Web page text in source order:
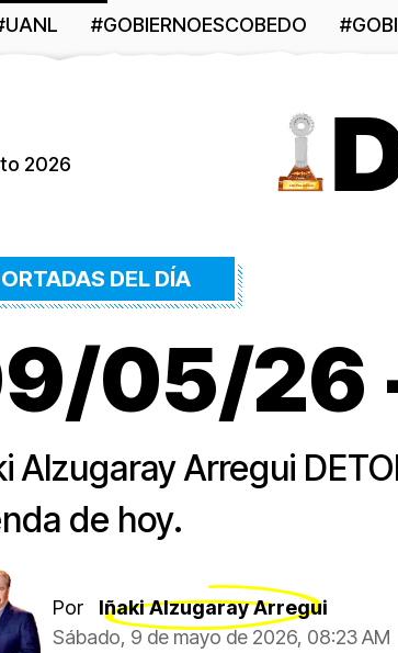
#GOBIERNOESCOBEDO
2026
DEL DÍA
05/26
Alzugaray Arregui
de hoy.
Por
Iñaki Alzugaray Arregui
Sábado, 9 de mayo de 2026, 08:23 AM